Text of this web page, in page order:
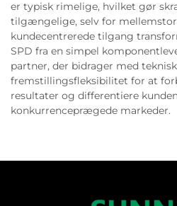
er typisk rimelige, hvilket gør
tilgængelige, selv for
kundecentrerede tilgang
SPD fra en simpel
partner, der bidrager med
fremstillingsfleksibilitet for at
resultater og differentiere
konkurrenceprægede markeder.